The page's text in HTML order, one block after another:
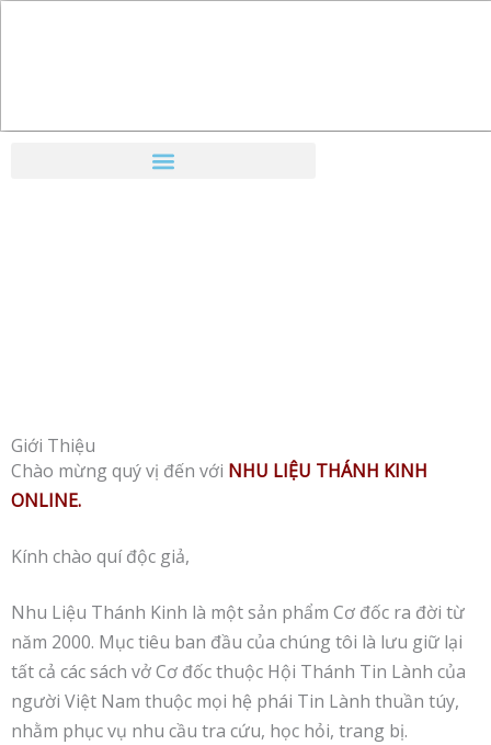
Giới Thiệu
Chào mừng quý vị đến với NHU LIỆU THÁNH KINH
ONLINE.
Kính chào quí độc giả,
Nhu Liệu Thánh Kinh là một sản phẩm Cơ đốc ra đời từ
năm 2000. Mục tiêu ban đầu của chúng tôi là lưu giữ lại
tất cả các sách vở Cơ đốc thuộc Hội Thánh Tin Lành của
người Việt Nam thuộc mọi hệ phái Tin Lành thuần túy,
nhằm phục vụ nhu cầu tra cứu, học hỏi, trang bị.